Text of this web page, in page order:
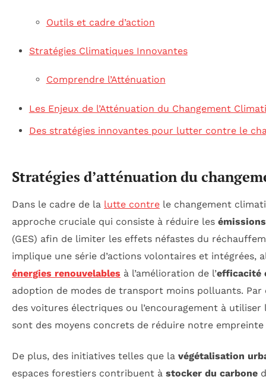
Outils et cadre d’action
Stratégies Climatiques Innovantes
Comprendre l’Atténuation
Les Enjeux de l’Atténuation du Changement
Des stratégies innovantes pour lutter contre le
Stratégies d’atténuation du
Dans le cadre de la lutte contre le changement
approche cruciale qui consiste à réduire les
(GES) afin de limiter les effets néfastes du
implique une série d’actions volontaires et intégrées,
énergies renouvelables à l’amélioration de l’efficacité
adoption de modes de transport moins polluants.
des voitures électriques ou l’encouragement à
sont des moyens concrets de réduire notre empreinte
De plus, des initiatives telles que la végétalisation
espaces forestiers contribuent à stocker du carbone